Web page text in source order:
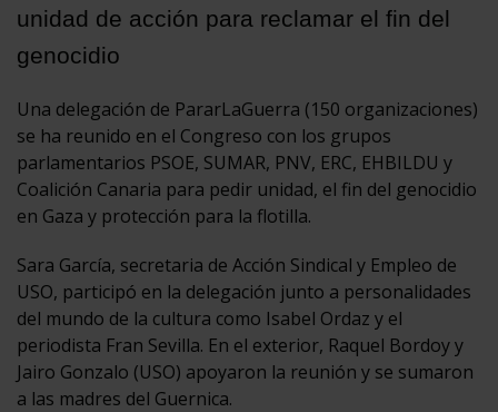
unidad de acción para reclamar el fin del
genocidio
Una delegación de PararLaGuerra (150 organizaciones)
se ha reunido en el Congreso con los grupos
parlamentarios PSOE, SUMAR, PNV, ERC, EHBILDU y
Coalición Canaria para pedir unidad, el fin del genocidio
en Gaza y protección para la flotilla.
Sara García, secretaria de Acción Sindical y Empleo de
USO, participó en la delegación junto a personalidades
del mundo de la cultura como Isabel Ordaz y el
periodista Fran Sevilla. En el exterior, Raquel Bordoy y
Jairo Gonzalo (USO) apoyaron la reunión y se sumaron
a las madres del Guernica.